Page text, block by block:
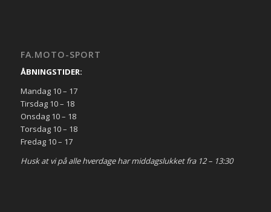
FA.MOTO-SPORT
ÅBNINGSTIDER:
Mandag 10 – 17
Tirsdag 10 – 18
Onsdag 10 – 18
Torsdag 10 – 18
Fredag 10 – 17
Husk at vi på alle hverdage har middagslukket fra 12 – 13:30